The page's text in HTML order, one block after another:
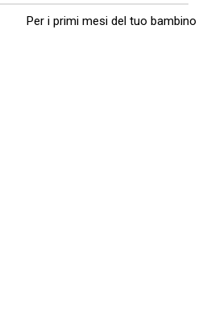
Per i primi mesi del tuo bambino